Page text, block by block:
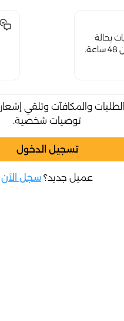
بحالة
والمكافآت وتلقي
توصيات شخصية.
تسجيل الدخول
عميل جديد؟ سجل الآن